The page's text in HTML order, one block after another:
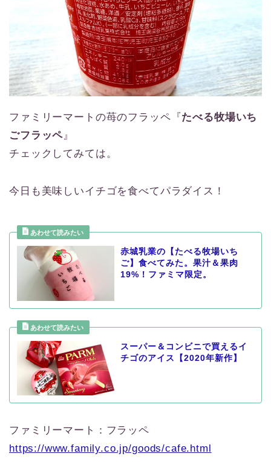
ファミリーマートの苺のフラッペ『 たべる牧場いち
ごフラッペ』
チェックしてみては。
今日も美味しいイチゴを食べてパラダイス！
赤城乳業の【たべる牧場いち
ご】食べてみた。果汁＆果肉
19%！ファミマ限定。
スーパー＆コンビニで買えるイ
チゴのアイス【2020年新作】
ファミリーマート：フラッペ
https://www.family.co.jp/goods/cafe.html